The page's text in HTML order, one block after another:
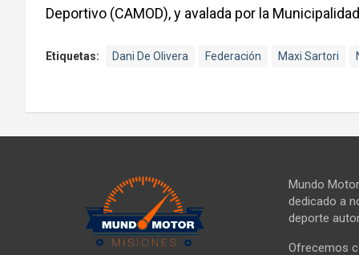
Deportivo (CAMOD), y avalada por la
Etiquetas: Dani De Olivera Federación Maxi Sartori
Mundo
dedicado a
deporte
Ofrecemos